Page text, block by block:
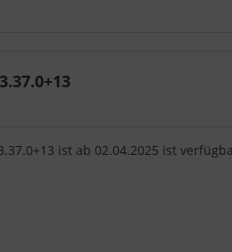
ist ab 02.04.2025 ist